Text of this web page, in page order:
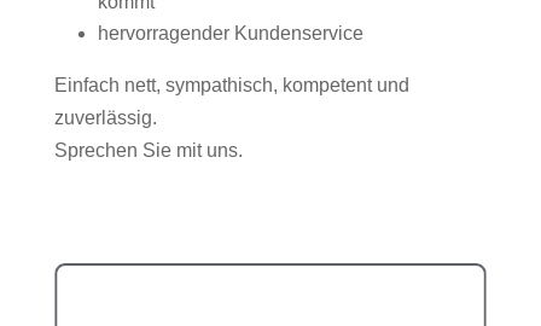
hervorragender Kundenservice
Einfach nett, sympathisch, kompetent und
zuverlässig.
Sprechen Sie mit uns.